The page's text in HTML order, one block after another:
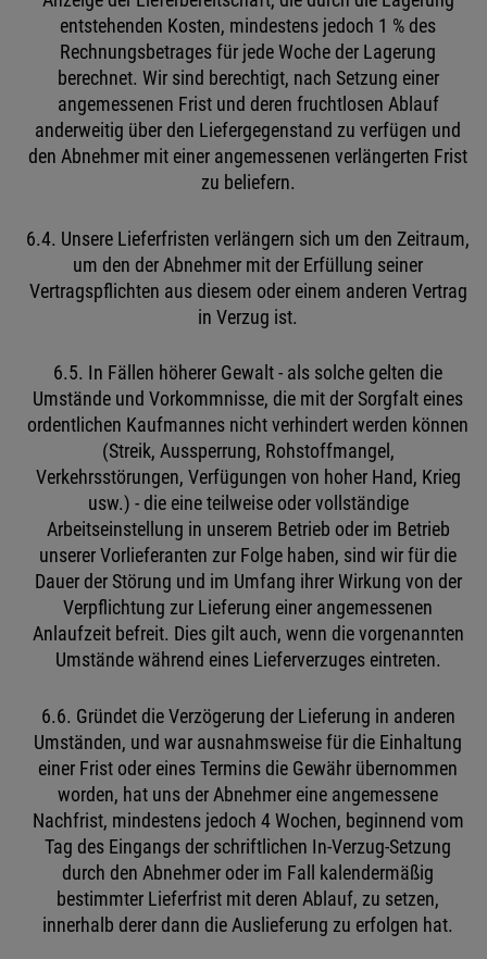
entstehenden Kosten, mindestens jedoch 1 % des
Rechnungsbetrages für jede Woche der Lagerung
berechnet. Wir sind berechtigt, nach Setzung einer
angemessenen Frist und deren fruchtlosen Ablauf
anderweitig über den Liefergegenstand zu verfügen und
den Abnehmer mit einer angemessenen verlängerten Frist
zu beliefern.
6.4. Unsere Lieferfristen verlängern sich um den Zeitraum,
um den der Abnehmer mit der Erfüllung seiner
Vertragspflichten aus diesem oder einem anderen Vertrag
in Verzug ist.
6.5. In Fällen höherer Gewalt - als solche gelten die
Umstände und Vorkommnisse, die mit der Sorgfalt eines
ordentlichen Kaufmannes nicht verhindert werden können
(Streik, Aussperrung, Rohstoffmangel,
Verkehrsstörungen, Verfügungen von hoher Hand, Krieg
usw.) - die eine teilweise oder vollständige
Arbeitseinstellung in unserem Betrieb oder im Betrieb
unserer Vorlieferanten zur Folge haben, sind wir für die
Dauer der Störung und im Umfang ihrer Wirkung von der
Verpflichtung zur Lieferung einer angemessenen
Anlaufzeit befreit. Dies gilt auch, wenn die vorgenannten
Umstände während eines Lieferverzuges eintreten.
6.6. Gründet die Verzögerung der Lieferung in anderen
Umständen, und war ausnahmsweise für die Einhaltung
einer Frist oder eines Termins die Gewähr übernommen
worden, hat uns der Abnehmer eine angemessene
Nachfrist, mindestens jedoch 4 Wochen, beginnend vom
Tag des Eingangs der schriftlichen In-Verzug-Setzung
durch den Abnehmer oder im Fall kalendermäßig
bestimmter Lieferfrist mit deren Ablauf, zu setzen,
innerhalb derer dann die Auslieferung zu erfolgen hat.